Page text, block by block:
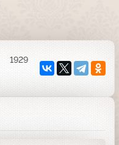
1929